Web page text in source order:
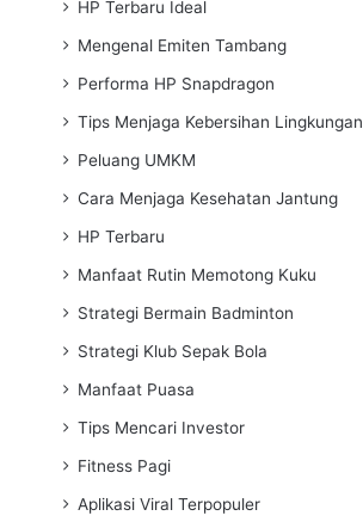
HP Terbaru Ideal
Mengenal Emiten Tambang
Performa HP Snapdragon
Tips Menjaga Kebersihan Lingkungan
Peluang UMKM
Cara Menjaga Kesehatan Jantung
HP Terbaru
Manfaat Rutin Memotong Kuku
Strategi Bermain Badminton
Strategi Klub Sepak Bola
Manfaat Puasa
Tips Mencari Investor
Fitness Pagi
Aplikasi Viral Terpopuler